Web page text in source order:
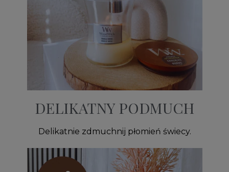
DELIKATNY PODMUCH
Delikatnie zdmuchnij płomień świecy.